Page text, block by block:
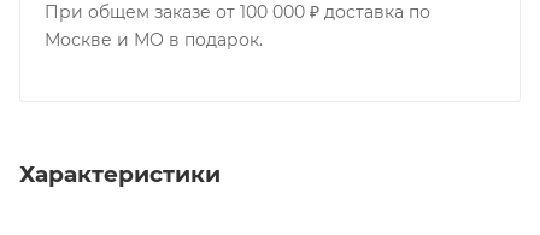
При общем заказе от 100 000 ₽ доставка по
Москве и МО в подарок.
Характеристики